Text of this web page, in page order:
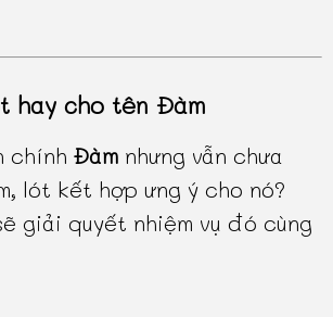
hay cho tên Đàm
chínhĐàm nhưng vẫn chưa
lót kết hợp ưng ý cho nó?
giải quyết nhiệm vụ đó cùng